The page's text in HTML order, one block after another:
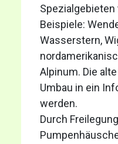
Beispiele:
Wasserstern,
Alpinum. Die
Umbau in ein
werden.
Durch